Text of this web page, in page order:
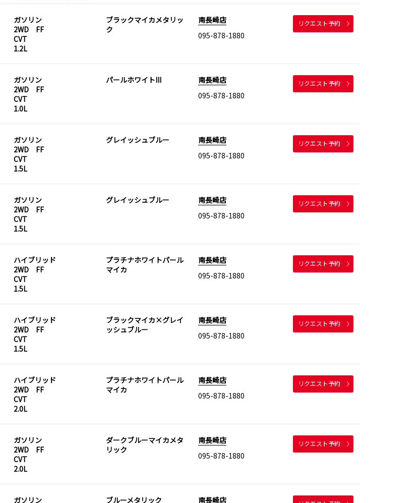
ガソリン
2WD FF
CVT
1.2L
ブラックマイカメタリッ
ク
南長崎店
095-878-1880
リクエスト予約
ガソリン
2WD FF
CVT
1.0L
パールホワイトIII
南長崎店
095-878-1880
リクエスト予約
ガソリン
2WD FF
CVT
1.5L
グレイッシュブルー
南長崎店
095-878-1880
リクエスト予約
ガソリン
2WD FF
CVT
1.5L
グレイッシュブルー
南長崎店
095-878-1880
リクエスト予約
ハイブリッド
2WD FF
CVT
1.5L
プラチナホワイトパール
マイカ
南長崎店
095-878-1880
リクエスト予約
ハイブリッド
2WD FF
CVT
1.5L
ブラックマイカ×グレイ
ッシュブルー
南長崎店
095-878-1880
リクエスト予約
ハイブリッド
2WD FF
CVT
2.0L
プラチナホワイトパール
マイカ
南長崎店
095-878-1880
リクエスト予約
ガソリン
2WD FF
CVT
2.0L
ダークブルーマイカメタ
リック
南長崎店
095-878-1880
リクエスト予約
ガソリン ブルーメタリック 南長崎店